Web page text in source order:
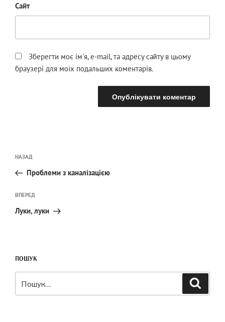
Сайт
Зберегти моє ім'я, e-mail, та адресу сайту в цьому
браузері для моїх подальших коментарів.
записів
Попередній
запис:
НАЗАД
Проблеми з каналізацією
Наступний
запис
ВПЕРЕД
Луки, луки
ПОШУК